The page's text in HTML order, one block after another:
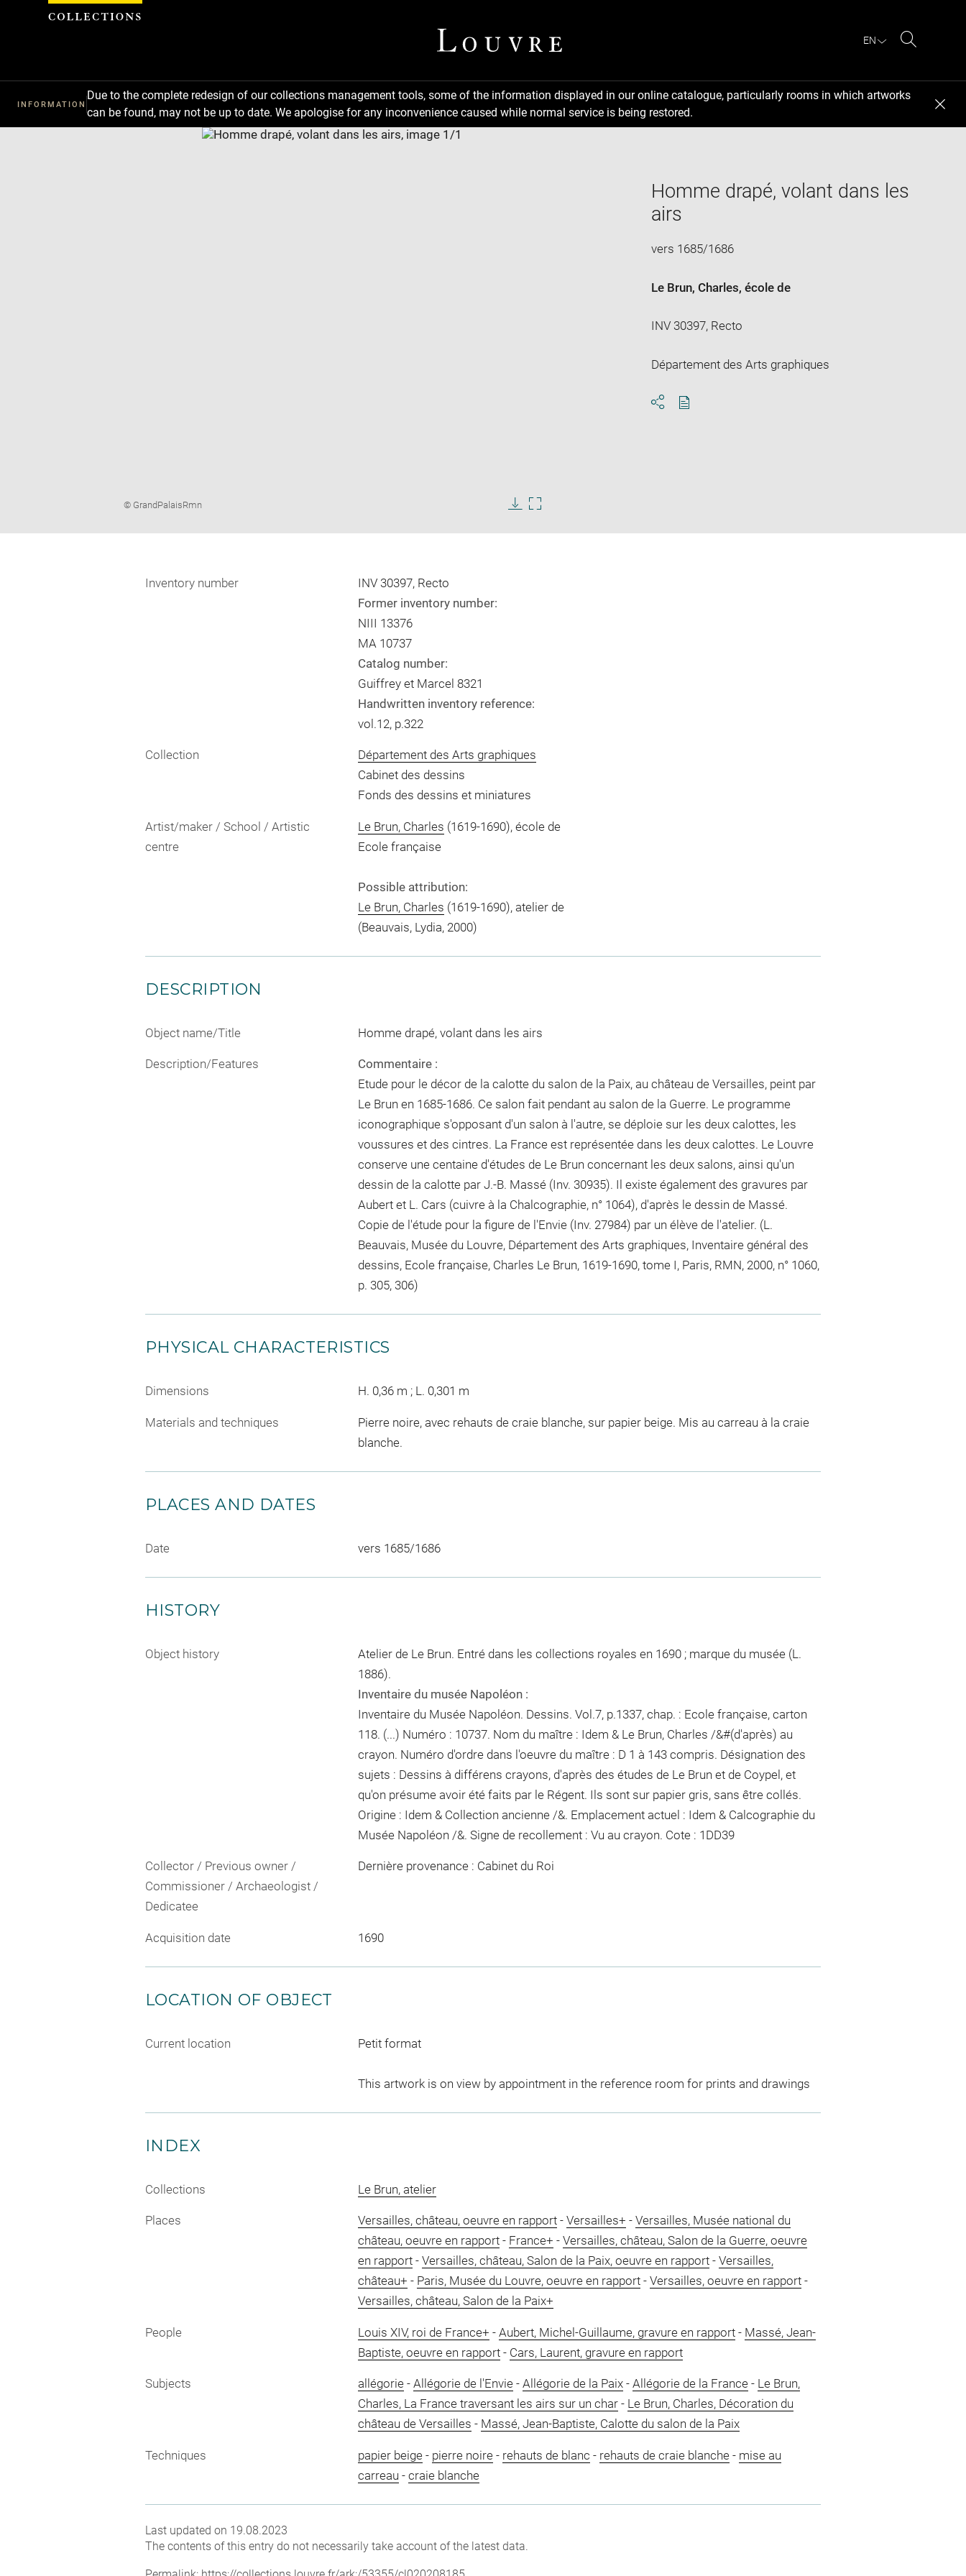
EN
INFORMATION
Due to the complete redesign of our collections management tools, some of the information displayed in our online catalogue, particularly rooms in which artworks
can be found, may not be up to date. We apologise for any inconvenience caused while normal service is being restored.
new
Image
© GrandPalaisRmn
imageimage
Homme drapé, volant dans les
airs
vers 1685/1686
Le Brun, Charles, école de
INV 30397, Recto
Département des Arts graphiques
Inventory number
INV 30397, Recto
Former inventory number:
NIII 13376
MA 10737
Catalog number:
Guiffrey et Marcel 8321
Handwritten inventory reference:
vol.12, p.322
Collection
Département des Arts graphiques
Cabinet des dessins
Fonds des dessins et miniatures
Artist/maker / School / Artistic
centre
Le Brun, Charles (1619-1690), école de
Ecole française
Possible attribution:
Le Brun, Charles (1619-1690), atelier de
(Beauvais, Lydia, 2000)
DESCRIPTION
Object name/Title Homme drapé, volant dans les airs
Description/Features
Commentaire :
Etude pour le décor de la calotte du salon de la Paix, au château de Versailles, peint par
Le Brun en 1685-1686. Ce salon fait pendant au salon de la Guerre. Le programme
iconographique s'opposant d'un salon à l'autre, se déploie sur les deux calottes, les
voussures et des cintres. La France est représentée dans les deux calottes. Le Louvre
conserve une centaine d'études de Le Brun concernant les deux salons, ainsi qu'un
dessin de la calotte par J.-B. Massé (Inv. 30935). Il existe également des gravures par
Aubert et L. Cars (cuivre à la Chalcographie, n° 1064), d'après le dessin de Massé.
Copie de l'étude pour la figure de l'Envie (Inv. 27984) par un élève de l'atelier. (L.
Beauvais, Musée du Louvre, Département des Arts graphiques, Inventaire général des
dessins, Ecole française, Charles Le Brun, 1619-1690, tome I, Paris, RMN, 2000, n° 1060,
p. 305, 306)
PHYSICAL CHARACTERISTICS
Dimensions H. 0,36 m ; L. 0,301 m
Materials and techniques
Pierre noire, avec rehauts de craie blanche, sur papier beige. Mis au carreau à la craie
blanche.
PLACES AND DATES
Date vers 1685/1686
HISTORY
Object history
Atelier de Le Brun. Entré dans les collections royales en 1690 ; marque du musée (L.
1886).
Inventaire du musée Napoléon :
Inventaire du Musée Napoléon. Dessins. Vol.7, p.1337, chap. : Ecole française, carton
118. (...) Numéro : 10737. Nom du maître : Idem & Le Brun, Charles /&#(d'après) au
crayon. Numéro d'ordre dans l'oeuvre du maître : D 1 à 143 compris. Désignation des
sujets : Dessins à différens crayons, d'après des études de Le Brun et de Coypel, et
qu'on présume avoir été faits par le Régent. Ils sont sur papier gris, sans être collés.
Origine : Idem & Collection ancienne /&. Emplacement actuel : Idem & Calcographie du
Musée Napoléon /&. Signe de recollement : Vu au crayon. Cote : 1DD39
Collector / Previous owner /
Commissioner / Archaeologist /
Dedicatee
Dernière provenance : Cabinet du Roi
Acquisition date 1690
LOCATION OF OBJECT
Current location Petit format
This artwork is on view by appointment in the reference room for prints and drawings
INDEX
Collections Le Brun, atelier
Places Versailles, château, oeuvre en rapport- Versailles+ - Versailles, Musée national du
château, oeuvre en rapport- France+ - Versailles, château, Salon de la Guerre, oeuvre
en rapport- Versailles, château, Salon de la Paix, oeuvre en rapport- Versailles,
château+ - Paris, Musée du Louvre, oeuvre en rapport- Versailles, oeuvre en rapport-
Versailles, château, Salon de la Paix+
People Louis XIV, roi de France+ - Aubert, Michel-Guillaume, gravure en rapport- Massé, Jean-
Baptiste, oeuvre en rapport- Cars, Laurent, gravure en rapport
Subjects allégorie- Allégorie de l'Envie- Allégorie de la Paix- Allégorie de la France- Le Brun,
Charles, La France traversant les airs sur un char- Le Brun, Charles, Décoration du
château de Versailles - Massé, Jean-Baptiste, Calotte du salon de la Paix
Techniques papier beige- pierre noire- rehauts de blanc - rehauts de craie blanche- mise au
carreau - craie blanche
Last updated on 19.08.2023
The contents of this entry do not necessarily take account of the latest data.
Cookies management panel